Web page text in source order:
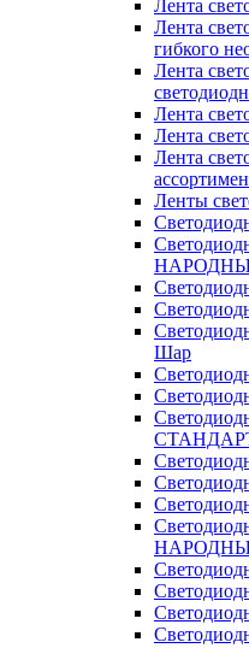
Лента
Лента
гибкого
Лента
Лента
Лента
Лента
Ленты
Шар